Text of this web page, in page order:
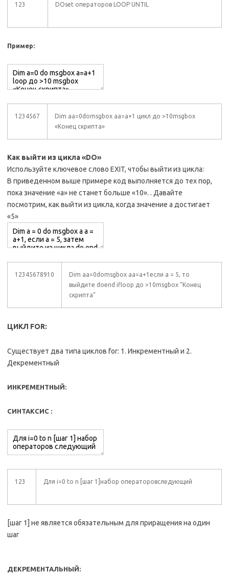
123 DOset операторов LOOP UNTIL
Пример:
1234567
Dim aa=0domsgbox aa=a+1 цикл до >10msgbox
«Конец скрипта»
Как выйти из цикла «DO»
Используйте ключевое слово EXIT, чтобы выйти из цикла:
В приведенном выше примере код выполняется до тех пор,
пока значение «a» не станет больше «10». . Давайте
посмотрим, как выйти из цикла, когда значение a достигает
«5»
12345678910
Dim aa=0domsgbox aa=a+1если a = 5, то
выйдите doend ifloop до >10msgbox “Конец
скрипта”
ЦИКЛ FOR:
Существует два типа циклов for: 1. Инкрементный и 2.
Декрементный
ИНКРЕМЕНТНЫЙ:
СИНТАКСИС :
123 Для i=0 to n [шаг 1]набор операторовследующий
[шаг 1] не является обязательным для приращения на один
шаг
ДЕКРЕМЕНТАЛЬНЫЙ: